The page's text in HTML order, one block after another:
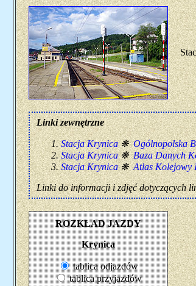
Linki zewnętrzne
Stacja Krynica❋Ogólnopolska
Stacja Krynica❋Baza Danych
Stacja Krynica❋Atlas Kolejowy
Linki do informacji i zdjęć dotyczących
ROZKŁAD JAZDY
Krynica
tablica odjazdów
tablica przyjazdów